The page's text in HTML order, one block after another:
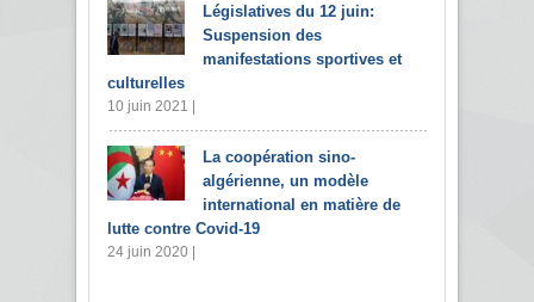
Législatives du 12 juin:
Suspension des
manifestations sportives et
culturelles
10 juin 2021 |
La coopération sino-
algérienne, un modèle
international en matière de
lutte contre Covid-19
24 juin 2020 |